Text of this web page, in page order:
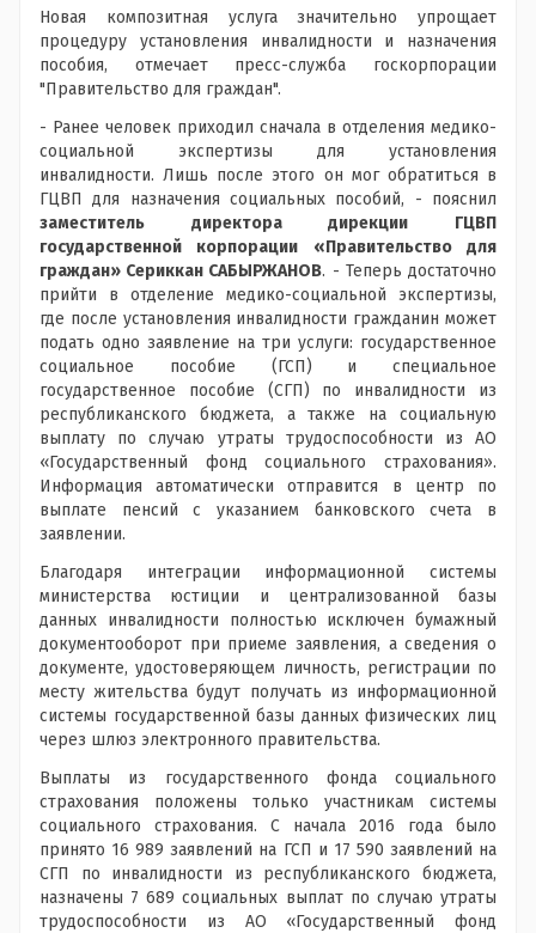
Новая композитная услуга значительно упрощает
процедуру установления инвалидности и назначения
пособия, отмечает пресс-служба госкорпорации
"Правительство для граждан".
- Ранее человек приходил сначала в отделения медико-
социальной экспертизы для установления
инвалидности. Лишь после этого он мог обратиться в
ГЦВП для назначения социальных пособий, - пояснил
заместитель директора дирекции ГЦВП
государственной корпорации «Правительство для
граждан» Сериккан САБЫРЖАНОВ. - Теперь достаточно
прийти в отделение медико-социальной экспертизы,
где после установления инвалидности гражданин может
подать одно заявление на три услуги: государственное
социальное пособие (ГСП) и специальное
государственное пособие (СГП) по инвалидности из
республиканского бюджета, а также на социальную
выплату по случаю утраты трудоспособности из АО
«Государственный фонд социального страхования».
Информация автоматически отправится в центр по
выплате пенсий с указанием банковского счета в
заявлении.
Благодаря интеграции информационной системы
министерства юстиции и централизованной базы
данных инвалидности полностью исключен бумажный
документооборот при приеме заявления, а сведения о
документе, удостоверяющем личность, регистрации по
месту жительства будут получать из информационной
системы государственной базы данных физических лиц
через шлюз электронного правительства.
Выплаты из государственного фонда социального
страхования положены только участникам системы
социального страхования. С начала 2016 года было
принято 16 989 заявлений на ГСП и 17 590 заявлений на
СГП по инвалидности из республиканского бюджета,
назначены 7 689 социальных выплат по случаю утраты
трудоспособности из АО «Государственный фонд